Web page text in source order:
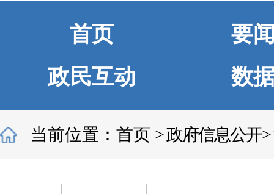
首页
要
政民互动
数
当前位置： 首页 >政府信息公开>